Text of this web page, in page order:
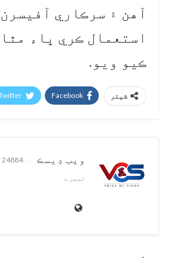
آهن ۽ سرڪاري
استعمال ڪري ڀاء
ڪيو ويو.
شیئر Facebook
ويب ڊيسڪ 24884 پوسٹس
تبصرے